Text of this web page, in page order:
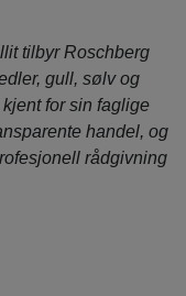
tilbyr Roschberg
gull, sølv og
for sin faglige
handel, og
rådgivning